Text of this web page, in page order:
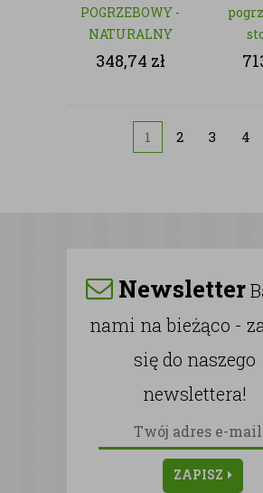
POGRZEBOWY -
NATURALNY
348,74 zł
1 2 3 4
Newsletter
nami na bieżąco -
się do naszego
newslettera!
ZAPISZ